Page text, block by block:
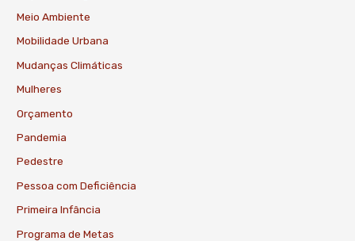
Meio Ambiente
Mobilidade Urbana
Mudanças Climáticas
Mulheres
Orçamento
Pandemia
Pedestre
Pessoa com Deficiência
Primeira Infância
Programa de Metas